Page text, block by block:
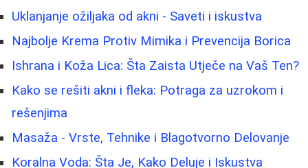
Uklanjanje ožiljaka od akni - Saveti i iskustva
Najbolje Krema Protiv Mimika i Prevencija Borica
Ishrana i Koža Lica: Šta Zaista Utječe na Vaš Ten?
Kako se rešiti akni i fleka: Potraga za uzrokom i
rešenjima
Masaža - Vrste, Tehnike i Blagotvorno Delovanje
Koralna Voda: Šta Je, Kako Deluje i Iskustva